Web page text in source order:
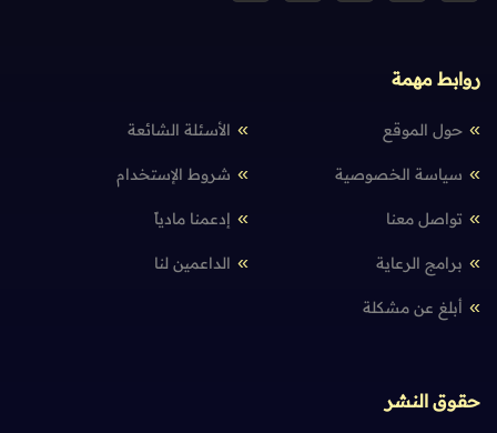
روابط مهمة
حول الموقع الأسئلة الشائعة
سياسة الخصوصية شروط الإستخدام
تواصل معنا إدعمنا مادياً
برامج الرعاية الداعمين لنا
أبلغ عن مشكلة
حقوق النشر